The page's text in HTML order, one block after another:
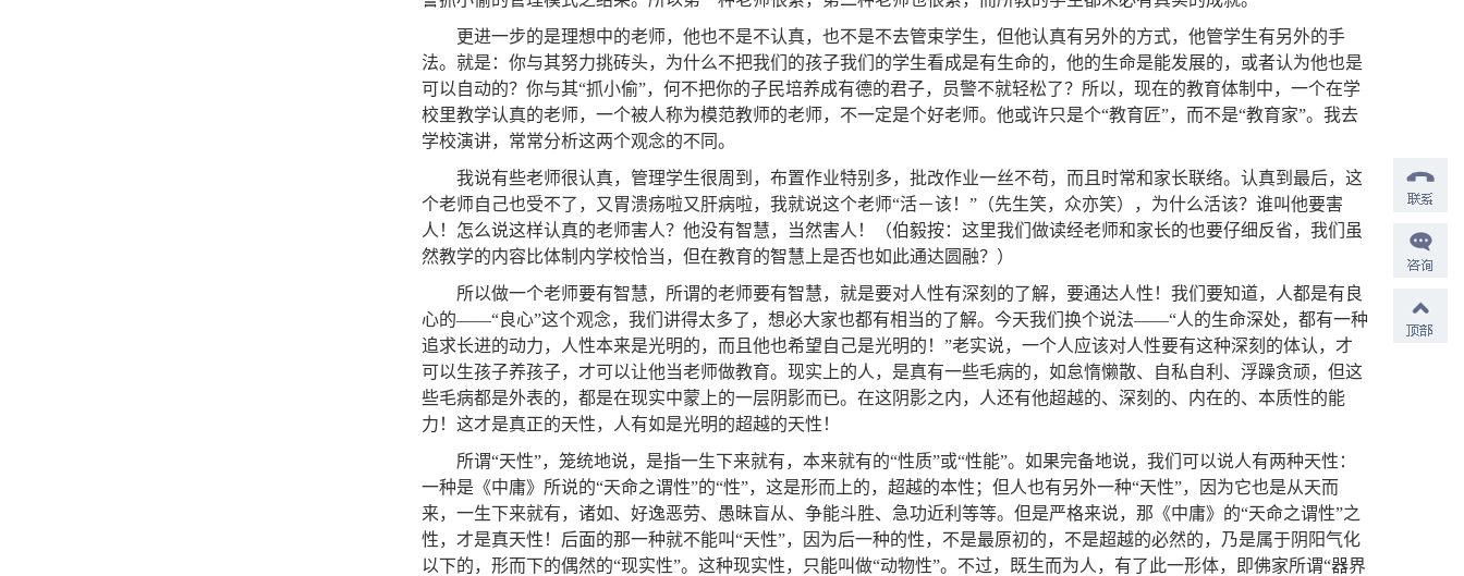
更进一步的是理想中的老师，他也不是不认真，也不是不去管束学生，但他认真有另外的方式，他管学生有另外的手
法。就是：你与其努力挑砖头，为什么不把我们的孩子我们的学生看成是有生命的，他的生命是能发展的，或者认为他也是
可以自动的？你与其“抓小偷”，何不把你的子民培养成有德的君子，员警不就轻松了？所以，现在的教育体制中，一个在学
校里教学认真的老师，一个被人称为模范教师的老师，不一定是个好老师。他或许只是个“教育匠”，而不是“教育家”。我去
学校演讲，常常分析这两个观念的不同。
我说有些老师很认真，管理学生很周到，布置作业特别多，批改作业一丝不苟，而且时常和家长联络。认真到最后，这
个老师自己也受不了，又胃溃疡啦又肝病啦，我就说这个老师“活－该！”（先生笑，众亦笑），为什么活该？谁叫他要害
人！怎么说这样认真的老师害人？他没有智慧，当然害人！（伯毅按：这里我们做读经老师和家长的也要仔细反省，我们虽
然教学的内容比体制内学校恰当，但在教育的智慧上是否也如此通达圆融？）
所以做一个老师要有智慧，所谓的老师要有智慧，就是要对人性有深刻的了解，要通达人性！我们要知道，人都是有良
心的——“良心”这个观念，我们讲得太多了，想必大家也都有相当的了解。今天我们换个说法——“人的生命深处，都有一种
追求长进的动力，人性本来是光明的，而且他也希望自己是光明的！”老实说，一个人应该对人性要有这种深刻的体认，才
可以生孩子养孩子，才可以让他当老师做教育。现实上的人，是真有一些毛病的，如怠惰懒散、自私自利、浮躁贪顽，但这
些毛病都是外表的，都是在现实中蒙上的一层阴影而已。在这阴影之内，人还有他超越的、深刻的、内在的、本质性的能
力！这才是真正的天性，人有如是光明的超越的天性！
所谓“天性”，笼统地说，是指一生下来就有，本来就有的“性质”或“性能”。如果完备地说，我们可以说人有两种天性：
一种是《中庸》所说的“天命之谓性”的“性”，这是形而上的，超越的本性；但人也有另外一种“天性”，因为它也是从天而
来，一生下来就有，诸如、好逸恶劳、愚昧盲从、争能斗胜、急功近利等等。但是严格来说，那《中庸》的“天命之谓性”之
性，才是真天性！后面的那一种就不能叫“天性”，因为后一种的性，不是最原初的，不是超越的必然的，乃是属于阴阳气化
以下的，形而下的偶然的“现实性”。这种现实性，只能叫做“动物性”。不过，既生而为人，有了此一形体，即佛家所谓“器界